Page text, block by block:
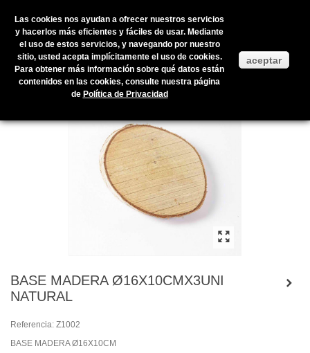
Inicio > Productos en stock > COMPLEMENTOS > MIMBRES > BASE
MADERA Ø16X10CMX3UNI NATURAL
BASE MADERA Ø16X10CMX3UNI
NATURAL
Referencia: Z1002
BASE MADERA Ø16X10CM
Las cookies nos ayudan a ofrecer nuestros servicios
y hacerlos más eficientes y fáciles de usar. Mediante
el uso de estos servicios, y navegando por nuestro
sitio, usted acepta implícitamente el uso de cookies.
Para obtener más información sobre qué datos están
contenidos en las cookies, consulte nuestra página
de Política de Privacidad
aceptar